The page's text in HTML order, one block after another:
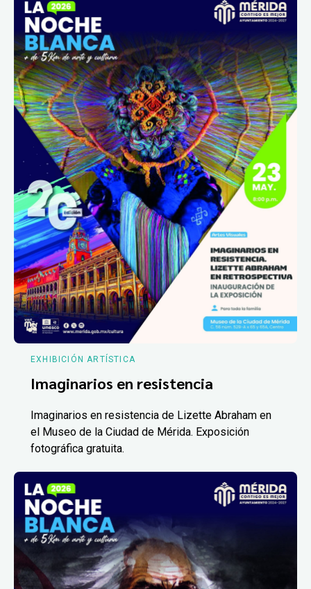
EXHIBICIÓN ARTÍSTICA
Imaginarios en resistencia
Imaginarios en resistencia de Lizette Abraham en
el Museo de la Ciudad de Mérida. Exposición
fotográfica gratuita.